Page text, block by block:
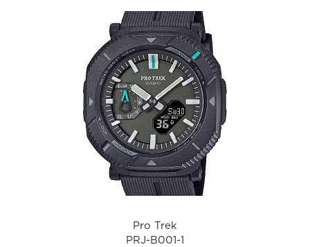
Pro Trek
PRJ-B001-1
i
Pro Trek
PRJ-B001-1